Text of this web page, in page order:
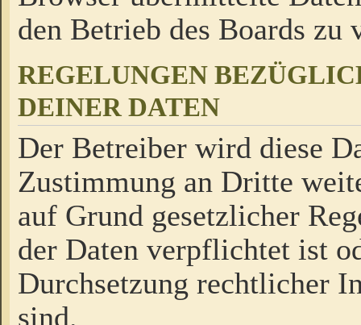
den Betrieb des Boards zu
REGELUNGEN
DEINER DATEN
Der Betreiber wird diese
Zustimmung an Dritte
auf Grund gesetzlicher
der Daten verpflichtet ist
Durchsetzung rechtlicher
sind.